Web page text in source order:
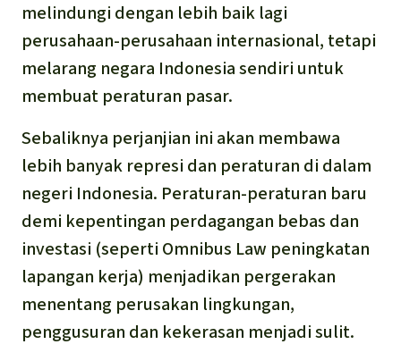
melindungi dengan lebih baik lagi
perusahaan-perusahaan internasional, tetapi
melarang negara Indonesia sendiri untuk
membuat peraturan pasar.
Sebaliknya perjanjian ini akan membawa
lebih banyak represi dan peraturan di dalam
negeri Indonesia. Peraturan-peraturan baru
demi kepentingan perdagangan bebas dan
investasi (seperti Omnibus Law peningkatan
lapangan kerja) menjadikan pergerakan
menentang perusakan lingkungan,
penggusuran dan kekerasan menjadi sulit.